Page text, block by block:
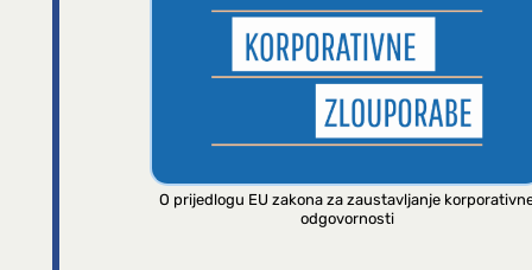
O prijedlogu EU zakona za zaustavljanje
odgovornosti